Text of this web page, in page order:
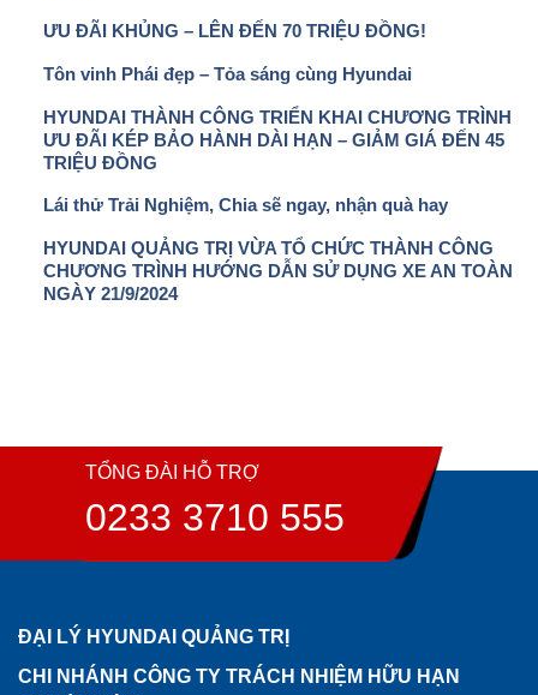
ƯU ĐÃI KHỦNG – LÊN ĐẾN 70 TRIỆU ĐỒNG!
Tôn vinh Phái đẹp – Tỏa sáng cùng Hyundai
HYUNDAI THÀNH CÔNG TRIỂN KHAI CHƯƠNG TRÌNH
ƯU ĐÃI KÉP BẢO HÀNH DÀI HẠN – GIẢM GIÁ ĐẾN 45
TRIỆU ĐỒNG
Lái thử Trải Nghiệm, Chia sẽ ngay, nhận quà hay
HYUNDAI QUẢNG TRỊ VỪA TỔ CHỨC THÀNH CÔNG
CHƯƠNG TRÌNH HƯỚNG DẪN SỬ DỤNG XE AN TOÀN
NGÀY 21/9/2024
TỔNG ĐÀI HỖ TRỢ
0233 3710 555
ĐẠI LÝ HYUNDAI QUẢNG TRỊ
CHI NHÁNH CÔNG TY TRÁCH NHIỆM HỮU HẠN